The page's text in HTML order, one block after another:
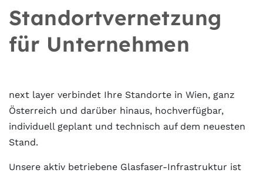
Standortvernetzung
für Unternehmen
next layer verbindet Ihre Standorte in Wien, ganz
Österreich und darüber hinaus, hochverfügbar,
individuell geplant und technisch auf dem neuesten
Stand.
Unsere aktiv betriebene Glasfaser-Infrastruktur ist